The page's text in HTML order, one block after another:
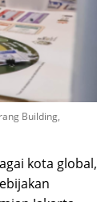
Building,
kota global,